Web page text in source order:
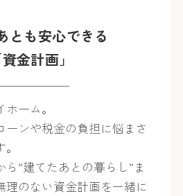
とも安心できる
資金計画」
ーム。
ーンや税金の負担に悩まさ
“建てたあとの暮らし”ま
理のない資金計画を一緒に